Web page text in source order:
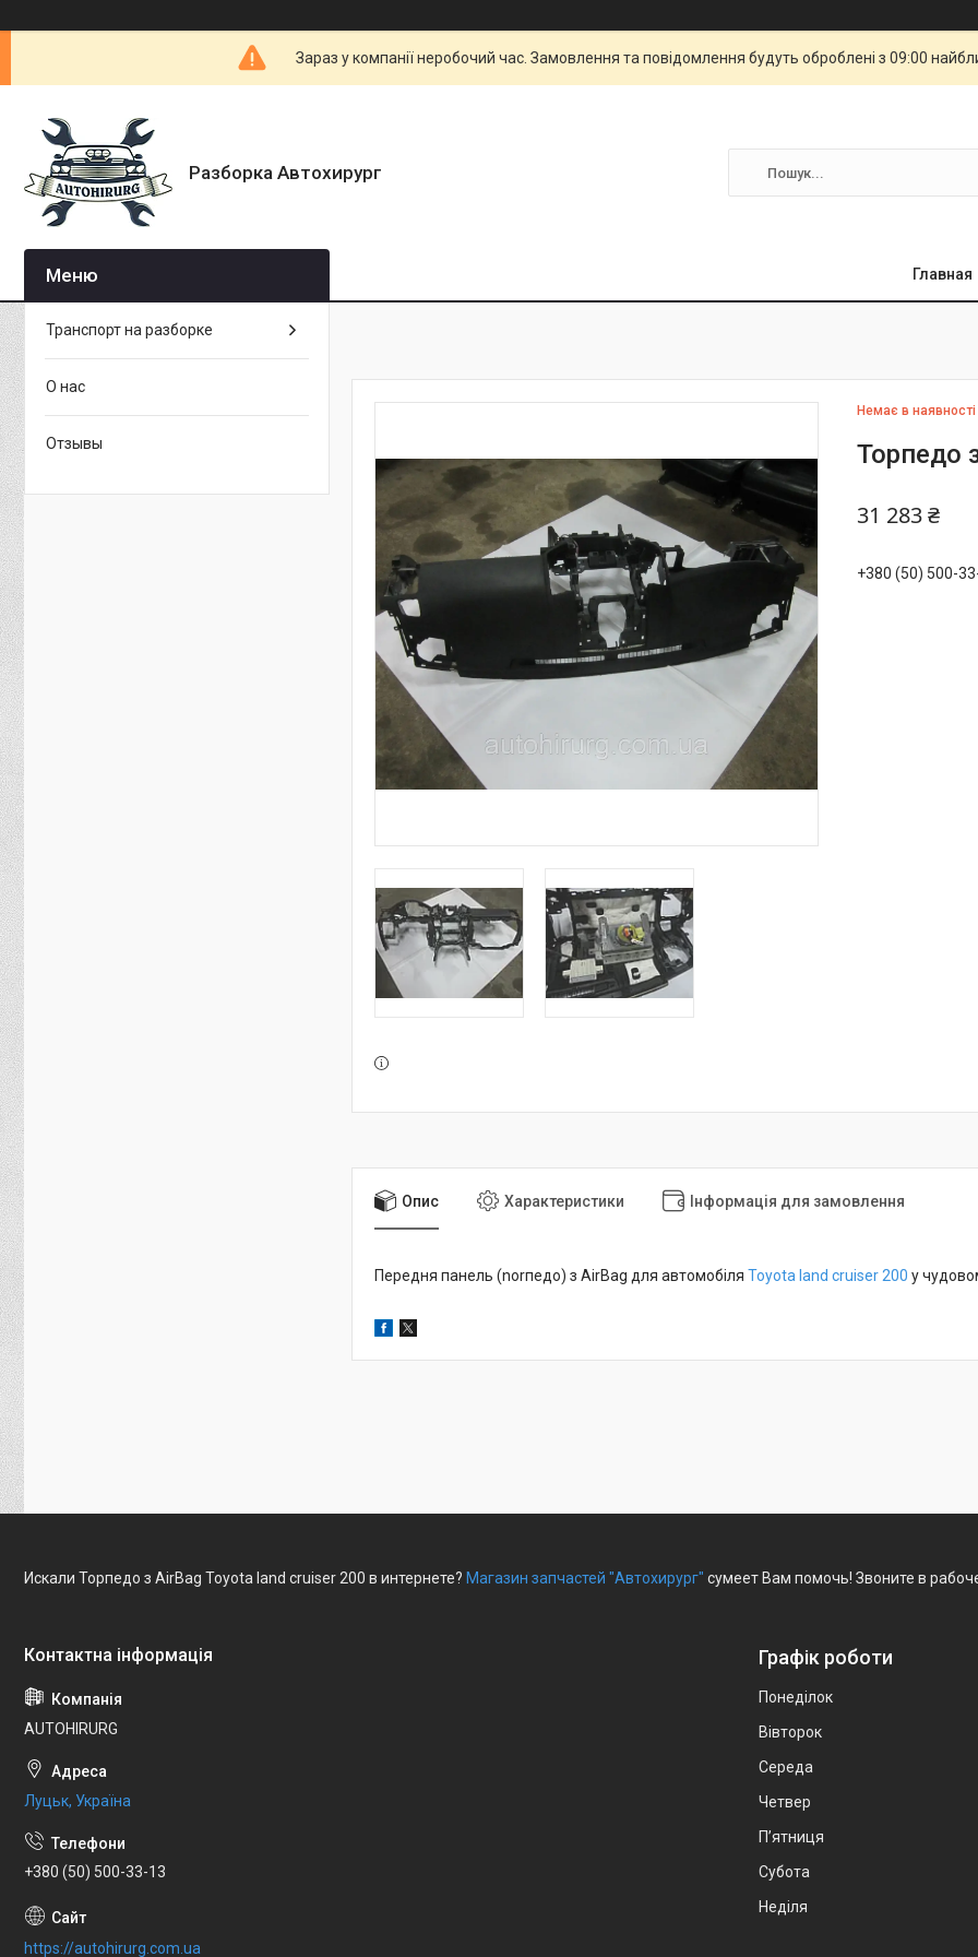
Зараз у компанії неробочий час. Замовлення та повідомлення будуть оброблені з 09:00
Разборка Автохирург
Главная
Немає в наявності
Торпедо
31 283 ₴
+380 (50) 500-
Опис Характеристики Інформація для замовлення
Передня панель (norпедо) з AirBag для автомобіля Toyota land cruiser 200 у
Транспорт на разборке
О нас
Отзывы
Искали Торпедо з AirBag Toyota land cruiser 200 в интернете? Магазин запчастей "Автохирург" сумеет Вам помочь! Звоните в
AUTOHIRURG
Луцьк, Україна
+380 (50) 500-33-13
https://autohirurg.com.ua
Графік роботи
Понеділок
Вівторок
Середа
Четвер
Пʼятниця
Субота
Неділя